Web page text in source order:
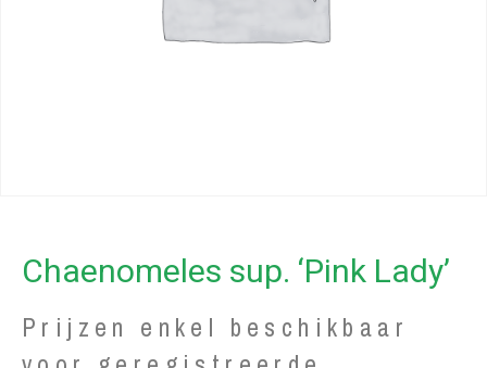
Chaenomeles sup. ‘Pink Lady’
Prijzen enkel beschikbaar